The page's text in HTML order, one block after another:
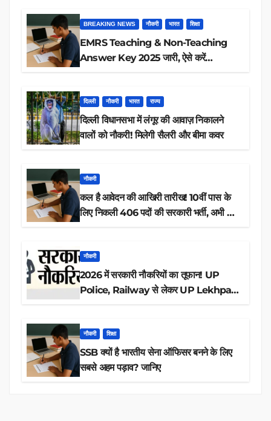
BREAKING NEWS नौकरी भारत शिक्षा
EMRS Teaching & Non-Teaching
Answer Key 2025 जारी, ऐसे करें
दिल्ली नौकरी भारत राज्य
दिल्ली विधानसभा में लंगूर की आवाज़ निकालने
वालों को नौकरी! मिलेगी सैलरी और बीमा कवर
नौकरी
कल है आवेदन की आखिरी तारीख! 10वीं पास के
लिए निकली 406 पदों की सरकारी भर्ती, अभी करें
नौकरी
2026 में सरकारी नौकरियों का तूफान! UP
Police, Railway से लेकर UP Lekhpal
नौकरी शिक्षा
SSB क्यों है भारतीय सेना ऑफिसर बनने के लिए
सबसे अहम पड़ाव? जानिए